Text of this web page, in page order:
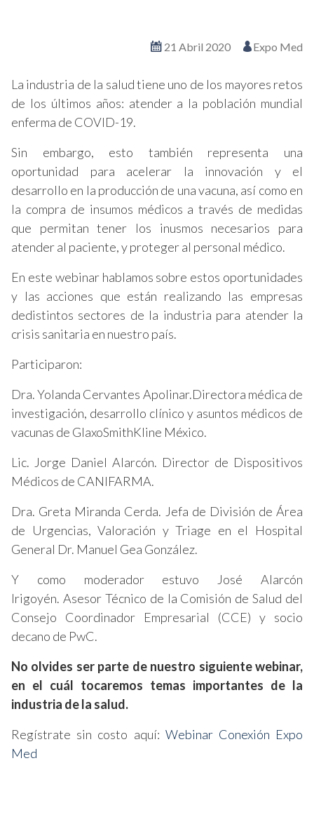
21 Abril 2020 Expo Med
La industria de la salud tiene uno de los mayores retos
de los últimos años: atender a la población mundial
enferma de COVID-19.
Sin embargo, esto también representa una
oportunidad para acelerar la innovación y el
desarrollo en la producción de una vacuna, así como en
la compra de insumos médicos a través de medidas
que permitan tener los inusmos necesarios para
atender al paciente, y proteger al personal médico.
En este webinar hablamos sobre estos oportunidades
y las acciones que están realizando las empresas
dedistintos sectores de la industria para atender la
crisis sanitaria en nuestro país.
Participaron:
Dra. Yolanda Cervantes Apolinar.Directora médica de
investigación, desarrollo clínico y asuntos médicos de
vacunas de GlaxoSmithKline México.
Lic. Jorge Daniel Alarcón. Director de Dispositivos
Médicos de CANIFARMA.
Dra. Greta Miranda Cerda. Jefa de División de Área
de Urgencias, Valoración y Triage en el Hospital
General Dr. Manuel Gea González.
Y como moderador estuvo José Alarcón
Irigoyén. Asesor Técnico de la Comisión de Salud del
Consejo Coordinador Empresarial (CCE) y socio
decano de PwC.
No olvides ser parte de nuestro siguiente webinar,
en el cuál tocaremos temas importantes de la
industria de la salud.
Regístrate sin costo aquí: Webinar Conexión Expo
Med